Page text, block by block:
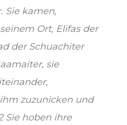
Sie kamen,
Ort, Elifas der
der Schuachiter
sie
zuzunicken und
Sie hoben ihre